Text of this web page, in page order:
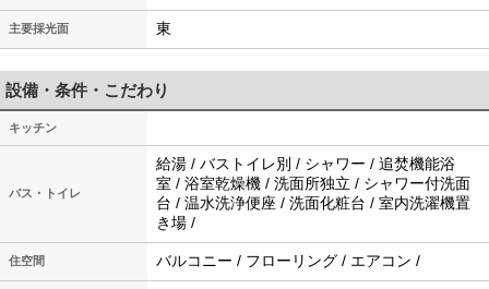
主要採光面 東
設備・条件・こだわり
キッチン
バス・トイレ
給湯 / バストイレ別 / シャワー / 追焚機能浴
室 / 浴室乾燥機 / 洗面所独立 / シャワー付洗面
台 / 温水洗浄便座 / 洗面化粧台 / 室内洗濯機置
き場 /
住空間 バルコニー / フローリング / エアコン /